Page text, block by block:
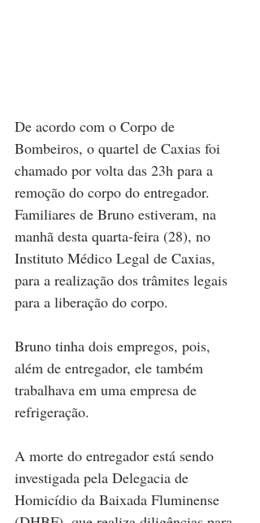
De acordo com o Corpo de
Bombeiros, o quartel de Caxias foi
chamado por volta das 23h para a
remoção do corpo do entregador.
Familiares de Bruno estiveram, na
manhã desta quarta-feira (28), no
Instituto Médico Legal de Caxias,
para a realização dos trâmites legais
para a liberação do corpo.
Bruno tinha dois empregos, pois,
além de entregador, ele também
trabalhava em uma empresa de
refrigeração.
A morte do entregador está sendo
investigada pela Delegacia de
Homicídio da Baixada Fluminense